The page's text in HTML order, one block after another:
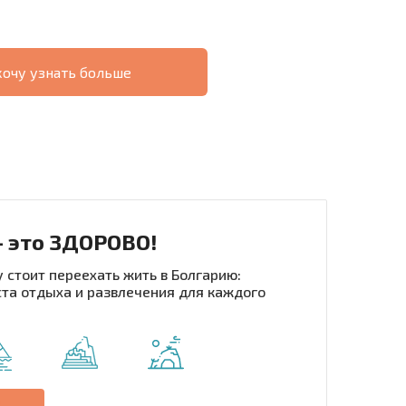
узнать больше
| Нажимая кнопку, вы разрешаете
Отправить сообщение
это ЗДОРОВО!
переехать жить в Болгарию:
отдыха и развлечения для каждого